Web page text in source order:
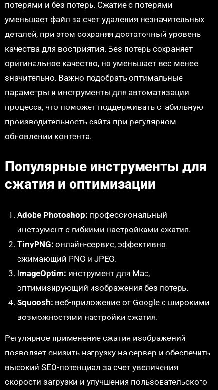
потерями и без потерь. Сжатие с потерями
уменьшает файл за счет удаления незначительных
деталей, при этом сохраняя достаточный уровень
качества для восприятия. Без потерь сохраняет
оригинальное качество, но уменьшает вес менее
значительно. Важно подобрать оптимальные
параметры и инструменты для автоматизации
процесса, что поможет поддерживать стабильную
производительность сайта при регулярном
обновлении контента.
Популярные инструменты для
сжатия и оптимизации
Adobe Photoshop: профессиональный
инструмент с гибкими настройками сжатия.
TinyPNG: онлайн-сервис, эффективно
сжимающий PNG и JPEG.
ImageOptim: инструмент для Mac,
оптимизирующий изображения без потерь.
Squoosh: веб-приложение от Google с широкими
возможностями настройки сжатия.
Регулярное применение сжатия изображений
позволяет снизить нагрузку на сервер и обеспечить
высокий SEO-потенциал за счет увеличения
скорости загрузки и улучшения пользовательского